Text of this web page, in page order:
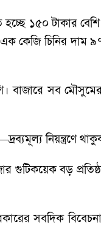
১৫০ টাকার
কেজি চিনির দাম
বাজারে সব
নিয়ন্ত্রণে
বড়
সবদিক বিবেচনা